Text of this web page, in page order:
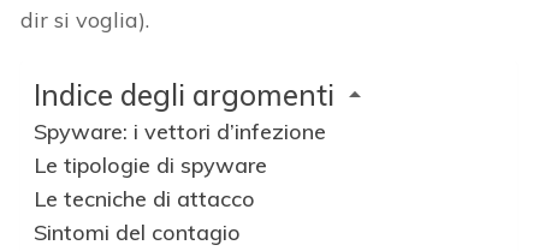
dir si voglia).
Indice degli argomenti
Spyware: i vettori d’infezione
Le tipologie di spyware
Le tecniche di attacco
Sintomi del contagio